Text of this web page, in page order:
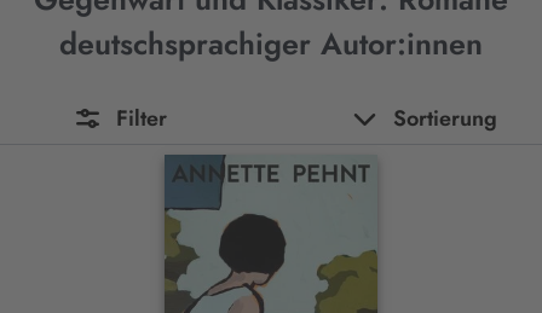
deutschsprachiger Autor:innen
Filter Sortierung